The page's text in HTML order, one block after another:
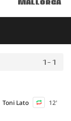
Mallorca
1 - 1
12'
Toni Lato